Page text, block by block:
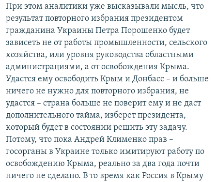
При этом аналитики уже высказывали мысль, что
результат повторного избрания президентом
гражданина Украины Петра Порошенко будет
зависеть не от работы промышленности, сельского
хозяйства, или уровня руководства областными
администрациями, а от освобождения Крыма.
Удастся ему освободить Крым и Донбасс – и больше
ничего не нужно для повторного избрания, не
удастся – страна больше не поверит ему и не даст
дополнительного тайма, изберет президента,
который будет в состоянии решить эту задачу.
Потому, что пока Андрей Клименко прав –
госорганы в Украине только имитируют работу по
освобождению Крыма, реально за два года почти
ничего не сделано. В то время как Россия в Крыму